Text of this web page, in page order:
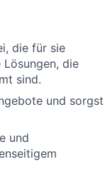
die für sie
die
sind.
und sorgst
und